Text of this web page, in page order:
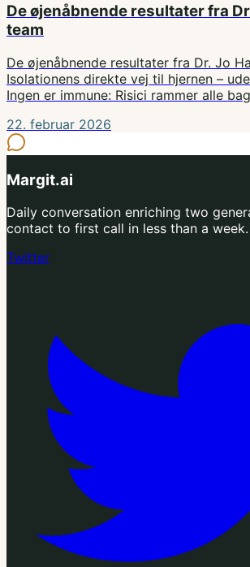
De øjenåbnende resultater fra
team
De øjenåbnende resultater fra Dr. Jo
Isolationens direkte vej til hjernen –
Ingen er immune: Risici rammer alle
22. februar 2026
Margit.ai
Daily conversation enriching two
contact to first call in less than a week.
Twitter